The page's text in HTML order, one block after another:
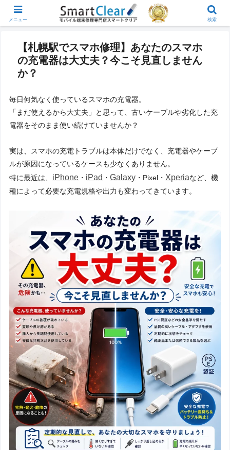
【札幌駅でスマホ修理】あなたのスマホ
の充電器は大丈夫？今こそ見直しません
か？
毎日何気なく使っているスマホの充電器。
「まだ使えるから大丈夫」と思って、古いケーブルや劣化した充
電器をそのまま使い続けていませんか？
実は、スマホの充電トラブルは本体だけでなく、充電器やケーブ
ルが原因になっているケースも少なくありません。
特に最近は、 iPhone ・ iPad ・Galaxy ・Pixel・ Xperiaなど、機
種によって必要な充電規格や出力も変わってきています。
メニュー 検索